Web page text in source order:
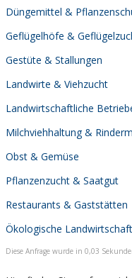
Düngemittel &
Geflügelhöfe &
Gestüte & Stallungen
Landwirte & Viehzucht
Landwirtschaftliche
Milchviehhaltung &
Obst & Gemüse
Pflanzenzucht & Saatgut
Restaurants & Gaststätten
Ökologische Landwirtschaft
Diese Anfrage wurde in 0,03